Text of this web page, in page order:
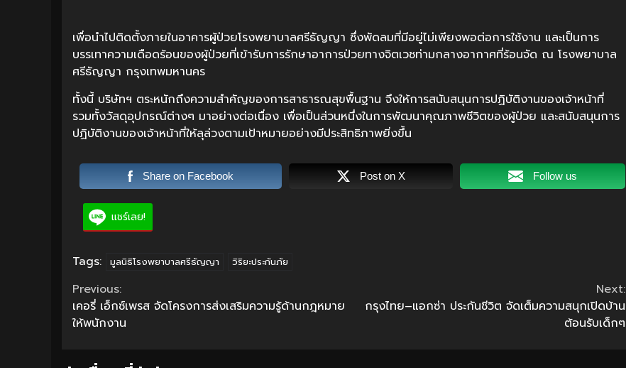
เพื่อนำไปติดตั้งภายในอาคารผู้ป่วยโรงพยาบาลศรีธัญญา ซึ่งพัดลมที่มีอยู่ไม่เพียงพอต่อการใช้งาน และเป็นการ
บรรเทาความเดือดร้อนของผู้ป่วยที่เข้ารับการรักษาอาการป่วยทางจิตเวชท่ามกลางอากาศที่ร้อนจัด ณ โรงพยาบาล
ศรีธัญญา กรุงเทพมหานคร
ทั้งนี้ บริษัทฯ ตระหนักถึงความสำคัญของการสาธารณสุขพื้นฐาน จึงให้การสนับสนุนการปฏิบัติงานของเจ้าหน้าที่
รวมทั้งวัสดุอุปกรณ์ต่างๆ มาอย่างต่อเนื่อง เพื่อเป็นส่วนหนึ่งในการพัฒนาคุณภาพชีวิตของผู้ป่วย และสนับสนุนการ
ปฏิบัติงานของเจ้าหน้าที่ให้ลุล่วงตามเป้าหมายอย่างมีประสิทธิภาพยิ่งขึ้น
Share on Facebook Post on X Follow us
แชร์เลย!
Tags: มูลนิธิโรงพยาบาลศรีธัญญา วิริยะประกันภัย
Continue
Reading
Previous:
เคอรี่ เอ็กซ์เพรส จัดโครงการส่งเสริมความรู้ด้านกฎหมาย
ให้พนักงาน
Next:
กรุงไทย–แอกซ่า ประกันชีวิต จัดเต็มความสนุกเปิดบ้าน
ต้อนรับเด็กๆ